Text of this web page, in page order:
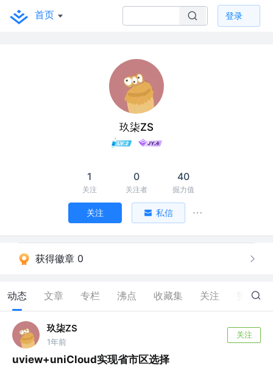
首页 登录
玖柒ZS
1
关注
0
关注者
40
掘力值
关注 私信
获得徽章 0
动态 文章 专栏 沸点 收藏集 关注 0
玖柒ZS
1年前
关注
uview+uniCloud实现省市区选择